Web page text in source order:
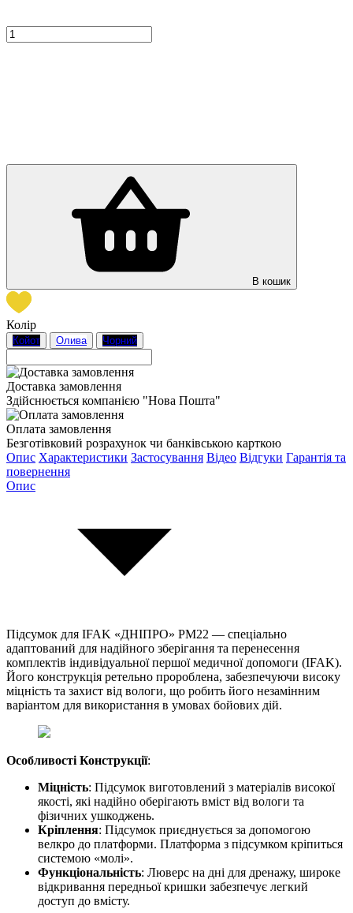
В кошик
Колір
Койот Олива Чорний
Доставка замовлення
Здійснюється компанією "Нова Пошта"
Оплата замовлення
Безготівковий розрахунок чи банківською карткою
Опис Характеристики Застосування Відео Відгуки Гарантія та
повернення
Опис
Підсумок для IFAK «ДНІПРО» PM22 — спеціально
адаптований для надійного зберігання та перенесення
комплектів індивідуальної першої медичної допомоги (IFAK).
Його конструкція ретельно пророблена, забезпечуючи високу
міцність та захист від вологи, що робить його незамінним
варіантом для використання в умовах бойових дій.
Особливості Конструкції:
Міцність: Підсумок виготовлений з матеріалів високої
якості, які надійно оберігають вміст від вологи та
фізичних ушкоджень.
Кріплення: Підсумок приєднується за допомогою
велкро до платформи. Платформа з підсумком кріпиться
системою «молі».
Функціональність: Люверс на дні для дренажу, широке
відкривання передньої кришки забезпечує легкий
доступ до вмісту.